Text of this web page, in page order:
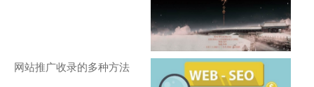
网站推广收录的多种方法